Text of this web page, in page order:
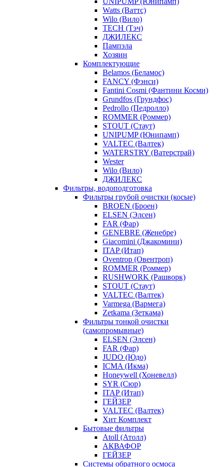
Watts (Ваттс)
Wilo (Вило)
TECH (Тэч)
ДЖИЛЕКС
Пампэла
Хозяин
Комплектующие
Belamos (Беламос)
FANCY (Фэнси)
Fantini Cosmi (Фантини Косми)
Grundfos (Грундфос)
Pedrollo (Педролло)
ROMMER (Роммер)
STOUT (Стаут)
UNIPUMP (Юнипамп)
VALTEC (Валтек)
WATERSTRY (Ватерстрай)
Wester
Wilo (Вило)
ДЖИЛЕКС
Фильтры, водоподготовка
Фильтры грубой очистки (косые)
BROEN (Броен)
ELSEN (Элсен)
FAR (Фар)
GENEBRE (Женебре)
Giacomini (Джакомини)
ITAP (Итап)
Oventrop (Овентроп)
ROMMER (Роммер)
RUSHWORK (Рашворк)
STOUT (Стаут)
VALTEC (Валтек)
Varmega (Вармега)
Zetkama (Зеткама)
Фильтры тонкой очистки
(самопромывные)
ELSEN (Элсен)
FAR (Фар)
JUDO (Юдо)
ICMA (Икма)
Honeywell (Хоневелл)
SYR (Сюр)
ITAP (Итап)
ГЕЙЗЕР
VALTEC (Валтек)
Хит Комплект
Бытовые фильтры
Atoll (Атолл)
АКВАФОР
ГЕЙЗЕР
Системы обратного осмоса